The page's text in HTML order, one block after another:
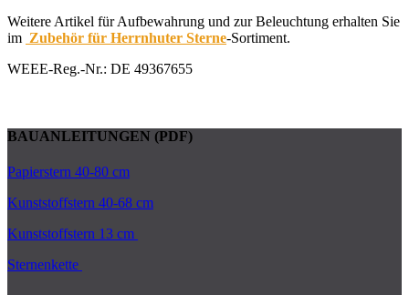
Weitere Artikel für Aufbewahrung und zur Beleuchtung erhalten Sie
im Zubehör für Herrnhuter Sterne-Sortiment.
WEEE-Reg.-Nr.: DE 49367655
BAUANLEITUNGEN (PDF)
Papierstern 40-80 cm
Kunststoffstern 40-68 cm
Kunststoffstern 13 cm
Sternenkette